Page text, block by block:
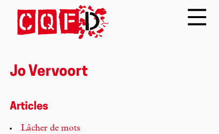
Jo Vervoort
Articles
Lâcher de mots